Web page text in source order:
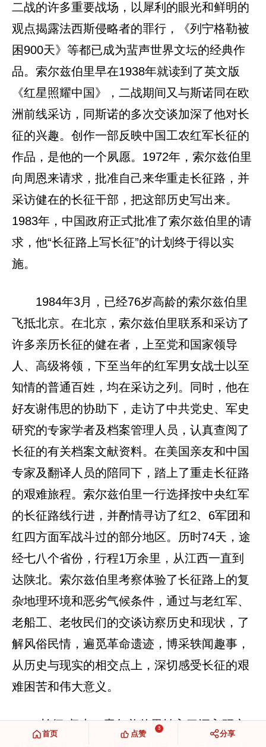
二战的许多重要战场，以犀利的眼光和鲜明的
观点揭露法西斯侵略者的罪行，《列宁格勒被
困900天》等都已成为蜚声世界文坛的经典作
品。索尔兹伯里早在1938年就读到了英文版
《红星照耀中国》，二战期间又与斯诺同在欧
洲前线采访，同斯诺的多次交谈加深了他对长
征的兴趣。创作一部反映中国工农红军长征的
作品，是他的一个夙愿。1972年，索尔兹伯里
向周恩来请求，批准自己来华重走长征路，并
采访健在的长征干部，把这部历史写出来。
1983年，中国政府正式批准了索尔兹伯里的请
求，他“长征路上写长征”的计划终于得以实
施。
1984年3月，已经76岁高龄的索尔兹伯里
飞抵北京。在北京，索尔兹伯里联系和采访了
许多亲历长征的健在者，上至党和国家领导
人、高级将领，下至当年的红军男女战士以至
知情的普通百姓，均在采访之列。同时，他在
好友谢伟思的协助下，走访了中共党史、军史
研究的专家学者及档案管理人员，认真查阅了
长征的有关档案文献资料。在美国亲友和中国
专家及翻译人员的陪同下，踏上了重走长征路
的艰难旅程。索尔兹伯里一行选择按中央红军
的长征路线行进，并酌情寻访了红2、6军团和
红四方面军战斗过的部分地区。历时74天，途
经七八个省份，行程1万余里，从江西一直到
达陕北。索尔兹伯里考察体验了长征路上的复
杂地理环境和恶劣气候条件，通过与老红军、
老船工、老牧民们的交谈访察历史和现状，了
解风俗民情，遍觅革命遗迹，博采轶闻趣事，
从历史与现实的相交点上，深切感受长征的艰
难困苦和伟大意义。
“长征”归来，索尔兹伯里转入了深入研究
首页
3
点赞 分享